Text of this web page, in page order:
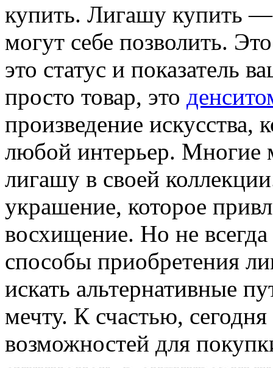
купить. Лигашу купить
могут себе позволить.
это статус и показатель
просто товар, это
произведение искусства,
любой интерьер. Многие
лигашу в своей
украшение, которое
восхищение. Но не
способы приобретения
искать альтернативные
мечту. К счастью,
возможностей для